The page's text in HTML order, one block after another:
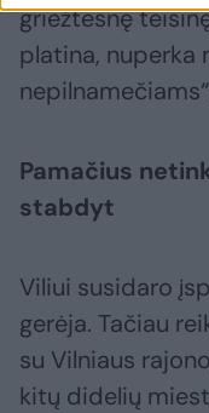
griežtesnę
platina, nuperka
Pamačius
stabdyt
Viliui susidaro
gerėja. Tačiau
su Vilniaus
kitų didelių